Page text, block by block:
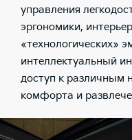
управления
эргономики,
«технологических»
интеллектуальный
доступ к различным
комфорта и